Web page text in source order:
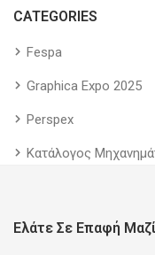
CATEGORIES
Fespa
Graphica Expo 2025
Perspex
Κατάλογος
Ελάτε Σε Επαφή